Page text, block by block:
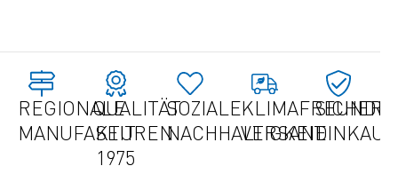
REGIONALE
MANUFAKTUREN
QUALITÄT
SEIT
1975
SOZIALE
NACHHALTIGKEIT
VERSAND
SICHER